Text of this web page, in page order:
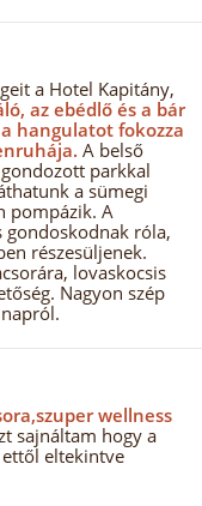
a Hotel Kapitány,
az ebédlő és a bár
hangulatot fokozza
A belső
parkkal
a sümegi
pompázik. A
róla,
részesüljenek.
lovaskocsis
Nagyon szép
wellness
sajnáltam hogy a
eltekintve